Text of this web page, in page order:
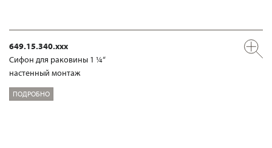
649.15.340.xxx
Сифон для раковины 1 ¼“
настенный монтаж
ПОДРОБНО